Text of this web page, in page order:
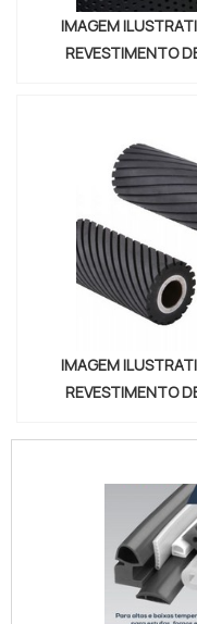
Equipamentos
IMAGEM
REVESTIMENTO
IMAGEM
REVESTIMENTO